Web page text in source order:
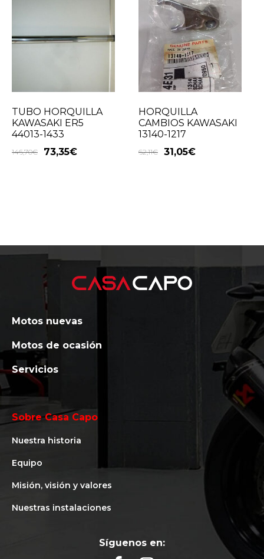
TUBO HORQUILLA
KAWASAKI ER5
44013-1433
146,70€ 73,35€
HORQUILLA
CAMBIOS KAWASAKI
13140-1217
62,11€ 31,05€
Motos nuevas
Motos de ocasión
Servicios
Sobre Casa Capo
Nuestra historia
Equipo
Misión, visión y valores
Nuestras instalaciones
Síguenos en: